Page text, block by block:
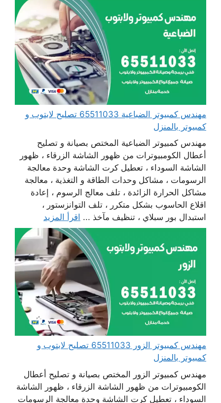
مهندس كمبيوتر الضباعية 65511033 تصليح لابتوب و
كمبيوتر بالمنزل
مهندس كمبيوتر الضباعية المختص بصيانة و تصليح
أعطال الكومبيوترات من ظهور الشاشة الزرقاء ، ظهور
الشاشة السوداء ، تعطيل كرت الشاشة وحدة معالجة
الرسومات ، مشاكل وحدات الطاقة و التغذية ، معالجة
مشاكل الحرارة الزائدة ، تلف معالج الرسوم ، إعادة
اقلاع الحاسوب بشكل متكرر ، تلف التوانزستور ،
استبدال بور سبلاي ، تنظيف مآخذ ... اقرأ المزيد
مهندس كمبيوتر الزور 65511033 تصليح لابتوب و
كمبيوتر بالمنزل
مهندس كمبيوتر الزور المختص بصيانة و تصليح أعطال
الكومبيوترات من ظهور الشاشة الزرقاء ، ظهور الشاشة
السوداء ، تعطيل كرت الشاشة وحدة معالجة الرسومات